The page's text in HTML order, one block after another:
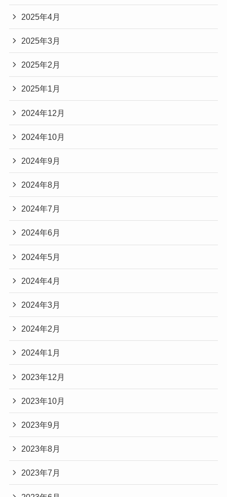
2025年4月
2025年3月
2025年2月
2025年1月
2024年12月
2024年10月
2024年9月
2024年8月
2024年7月
2024年6月
2024年5月
2024年4月
2024年3月
2024年2月
2024年1月
2023年12月
2023年10月
2023年9月
2023年8月
2023年7月